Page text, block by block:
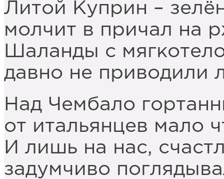
Литой Куприн –
молчит в причал на
Шаланды с
давно не приводили
Над Чембало
от итальянцев мало
И лишь на нас,
задумчиво